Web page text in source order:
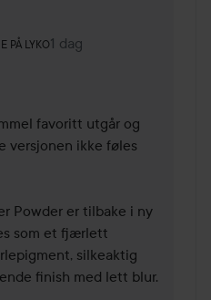
PÅ LYKO
Kundeservice på Lyko.
1 dag
Kommentaren lades 1
favoritt utgår og
versjonen ikke føles
Powder er tilbake i ny
som et fjærlett
silkeaktig
finish med lett blur.